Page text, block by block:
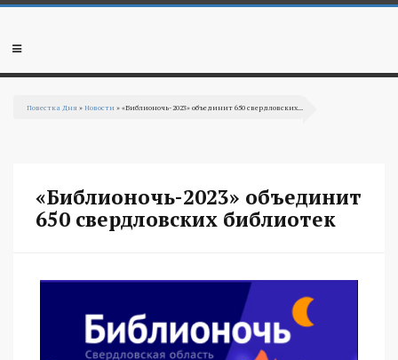
Перейти к основному содержанию
Мобильное
Повестка Дня »Новости » «Библионочь-2023» объединит 650 свердловских...
«Библионочь-2023» объединит
650 свердловских библиотек